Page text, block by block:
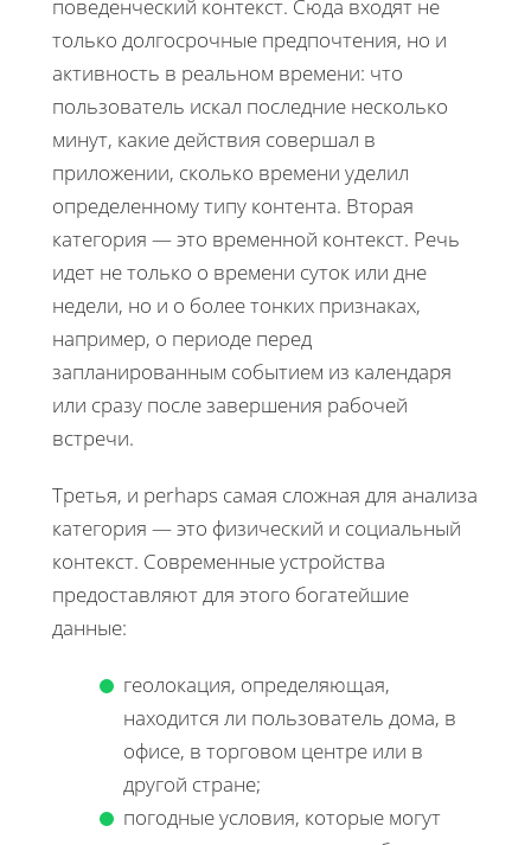
поведенческий контекст. Сюда входят не
только долгосрочные предпочтения, но и
активность в реальном времени: что
пользователь искал последние несколько
минут, какие действия совершал в
приложении, сколько времени уделил
определенному типу контента. Вторая
категория — это временной контекст. Речь
идет не только о времени суток или дне
недели, но и о более тонких признаках,
например, о периоде перед
запланированным событием из календаря
или сразу после завершения рабочей
встречи.
Третья, и perhaps самая сложная для анализа
категория — это физический и социальный
контекст. Современные устройства
предоставляют для этого богатейшие
данные:
геолокация, определяющая,
находится ли пользователь дома, в
офисе, в торговом центре или в
другой стране;
погодные условия, которые могут